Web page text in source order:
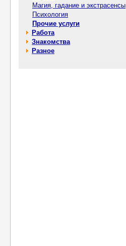
Магия, гадание и экстрасенсы
Психология
Прочие услуги
Работа
Знакомства
Разное